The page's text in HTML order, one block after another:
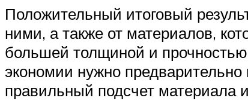
Положительный итоговый
ними, а также от материалов,
большей толщиной и
экономии нужно
правильный подсчет материала